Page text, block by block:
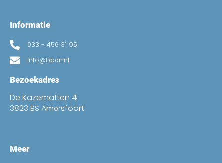
Informatie
033 - 456 31 95
info@bban.nl
Bezoekadres
De Kazematten 4
3823 BS Amersfoort
Meer